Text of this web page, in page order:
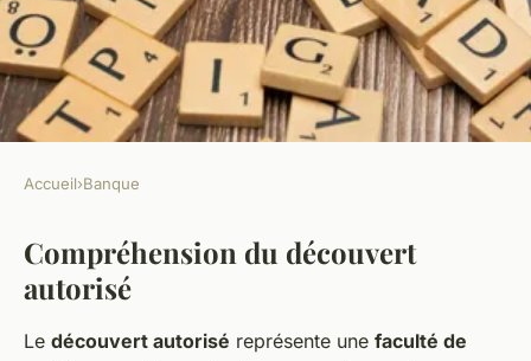
L'impact du découvert
autorisé sur la santé
financière
Accueil›Banque
Compréhension du découvert
autorisé
Le découvert autorisé représente une faculté de